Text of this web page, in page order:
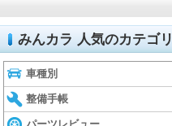
みんカラ 人気のカテゴリ
車種別
整備手帳